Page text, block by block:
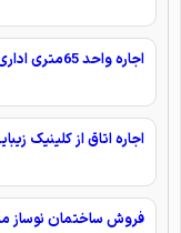
اجاره واحد 65متری اداری مناسب مطب در عظیمیه کرج
اجاره اتاق از کلینیک
فروش ساختمان نوساز